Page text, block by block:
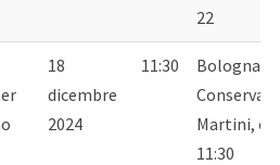
22
18
dicembre
2024
11:30
Bologna,
Martini,
11:30